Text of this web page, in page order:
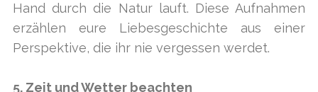
Hand durch die Natur lauft. Diese Aufnahmen
erzählen eure Liebesgeschichte aus einer
Perspektive, die ihr nie vergessen werdet.
5. Zeit und Wetter beachten